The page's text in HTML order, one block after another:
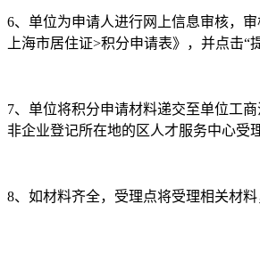
6、单位为申请人进行网上信息审核，
上海市居住证>积分申请表》，并点击“
7、单位将积分申请材料递交至单位工
非企业登记所在地的区人才服务中心受
8、如材料齐全，受理点将受理相关材料